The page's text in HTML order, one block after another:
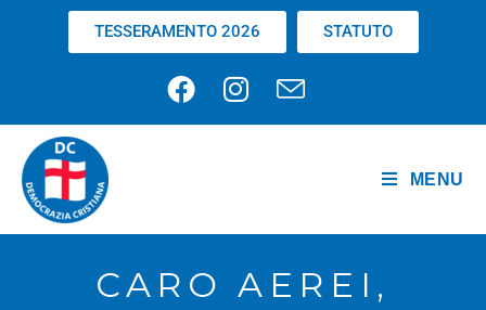
TESSERAMENTO 2026 STATUTO
MENU
CARO AEREI,